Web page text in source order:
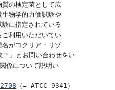
の検定菌として広
物学的力価試験や
に指定されている
利用いただいてい
がコクリア・リゾ
？」とお問い合わせをい
係について説明い
（= ATCC 9341）